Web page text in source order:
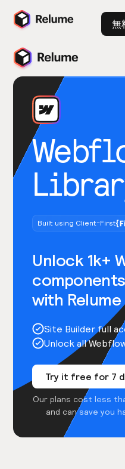
無
Built using Client-First
Unlock 1k+
with Relume
Site Builder full
Unlock all
Try it free for 7
Our plans cost less
and can save you